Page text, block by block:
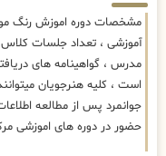
مشخصات دوره اموزش رنگ مو
آموزشی ، تعداد جلسات کلاس
مدرس ، گواهینامه های
است ، کلیه هنرجویان
جوانمرد پس از مطالعه
حضور در دوره های اموزشی